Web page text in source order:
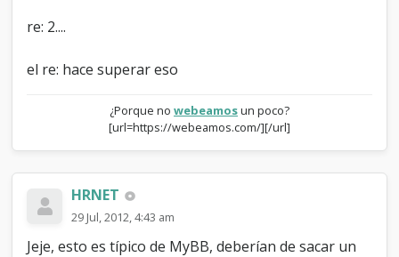
re: 2....
el re: hace superar eso
¿Porque no webeamosun poco?
[url=https://webeamos.com/][/url]
HRNET
29 Jul, 2012, 4:43 am
Jeje, esto es típico de MyBB, deberían de sacar un